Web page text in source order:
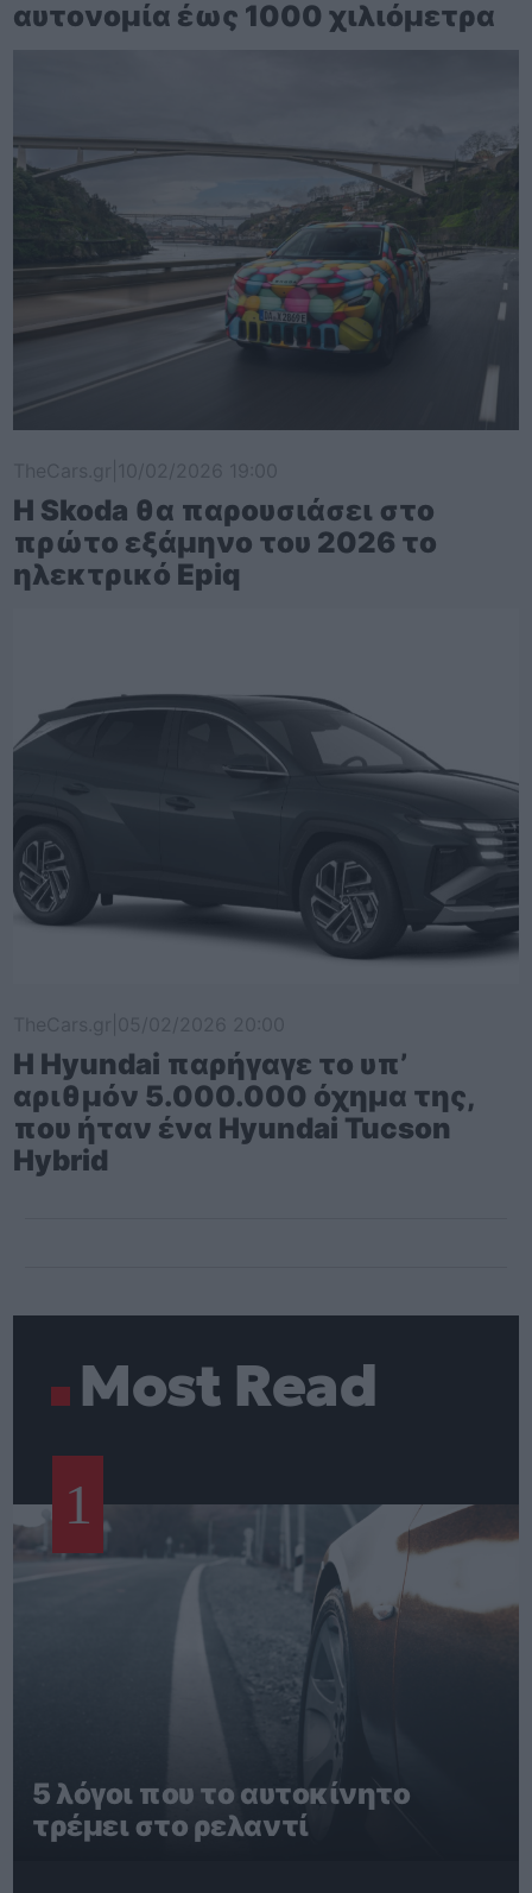
αυτονομία έως 1000 χιλιόμετρα
Η Skoda θα παρουσιάσει στο
πρώτο εξάμηνο του 2026 το
ηλεκτρικό Epiq
Η Hyundai παρήγαγε το υπ’
αριθμόν 5.000.000 όχημα της,
που ήταν ένα Hyundai Tucson
Hybrid
Most Read
1
5 λόγοι που το αυτοκίνητο
τρέμει στο ρελαντί